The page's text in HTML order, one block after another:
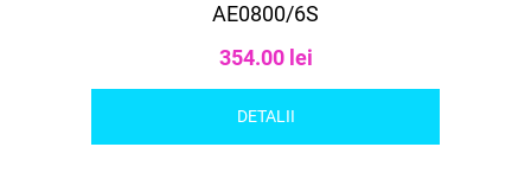
AE0800/6S
354.00 lei
DETALII